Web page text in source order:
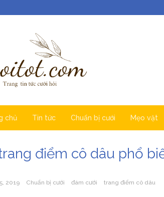
chủ Tin tức Chuẩn bị cưới Mẹo vặt
điểm cô dâu phổ
2019 Chuẩn bị cưới đám cưới trang điểm cô dâu